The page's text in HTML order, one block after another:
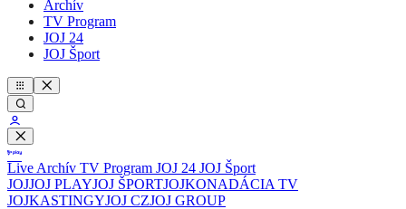
Archív
TV Program
JOJ 24
JOJ Šport
Live Archív TV Program JOJ 24 JOJ Šport
JOJJOJ PLAYJOJ ŠPORTJOJKONADÁCIA TV
JOJKASTINGYJOJ CZJOJ GROUP